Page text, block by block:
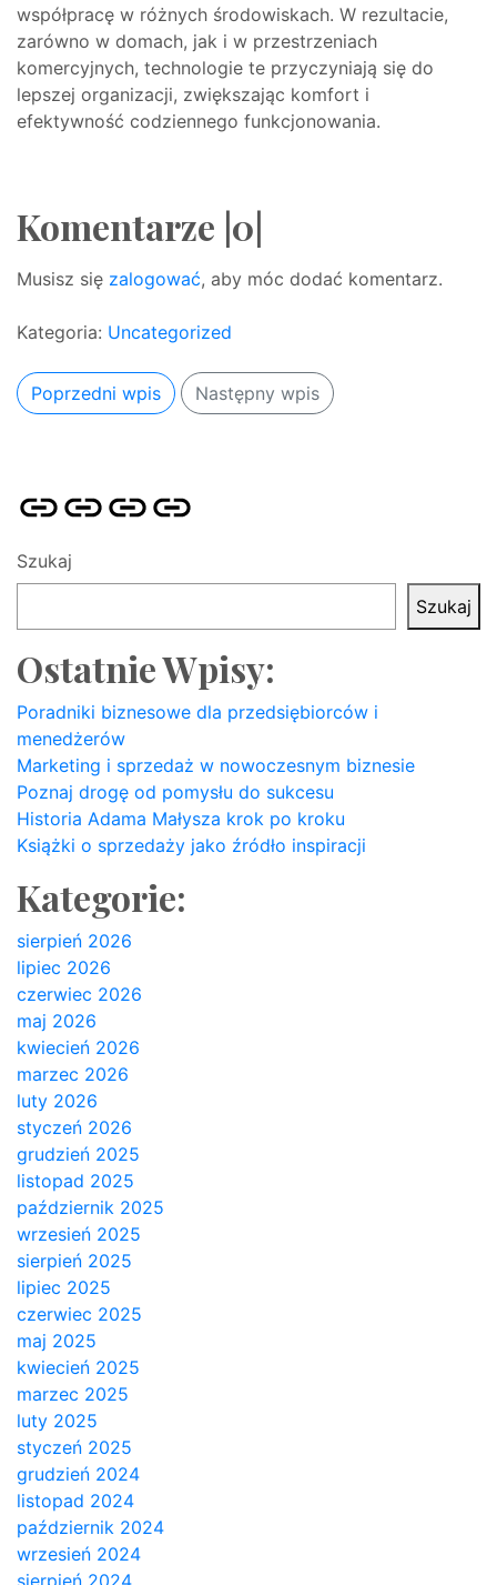
współpracę w różnych środowiskach. W rezultacie,
zarówno w domach, jak i w przestrzeniach
komercyjnych, technologie te przyczyniają się do
lepszej organizacji, zwiększając komfort i
efektywność codziennego funkcjonowania.
Komentarze |0|
Musisz się zalogować, aby móc dodać komentarz.
Kategoria: Uncategorized
Poprzedni wpis Następny wpis
Strona
główna
Pozycjonowanie
Stron
SKLEP
SEO
BLOG
Szukaj
Szukaj
Ostatnie Wpisy:
Poradniki biznesowe dla przedsiębiorców i
menedżerów
Marketing i sprzedaż w nowoczesnym biznesie
Poznaj drogę od pomysłu do sukcesu
Historia Adama Małysza krok po kroku
Książki o sprzedaży jako źródło inspiracji
Kategorie:
sierpień 2026
lipiec 2026
czerwiec 2026
maj 2026
kwiecień 2026
marzec 2026
luty 2026
styczeń 2026
grudzień 2025
listopad 2025
październik 2025
wrzesień 2025
sierpień 2025
lipiec 2025
czerwiec 2025
maj 2025
kwiecień 2025
marzec 2025
luty 2025
styczeń 2025
grudzień 2024
listopad 2024
październik 2024
wrzesień 2024
sierpień 2024